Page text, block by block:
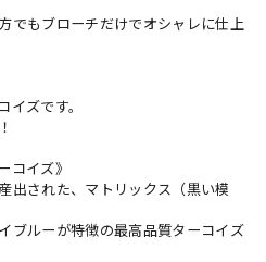
でもブローチだけでオシャレに仕上
イズです。
コイズ》
出された、マトリックス（黒い模
ブルーが特徴の最高品質ターコイズ